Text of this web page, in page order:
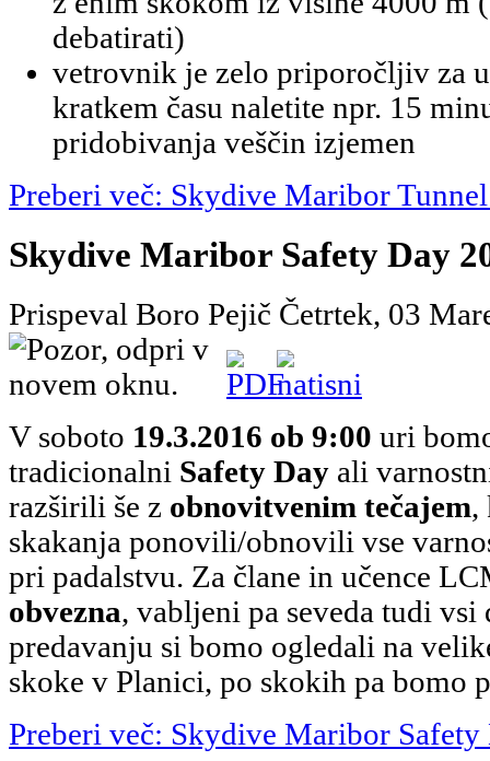
debatirati)
vetrovnik je zelo priporočljiv za
kratkem času naletite npr. 15
pridobivanja veščin izjemen
Preberi več: Skydive Maribor
Skydive Maribor Safety Day
Prispeval Boro Pejič Četrtek, 03
V soboto 19.3.2016 ob 9:00 uri
tradicionalni Safety Day ali
razširili še z obnovitvenim tečajem,
skakanja ponovili/obnovili vse
pri padalstvu. Za člane in učence
obvezna, vabljeni pa seveda tudi
predavanju si bomo ogledali na
skoke v Planici, po skokih pa
Preberi več: Skydive Maribor Safety